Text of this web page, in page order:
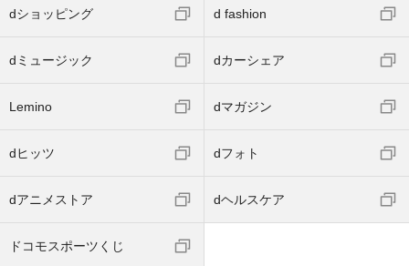
dショッピング d fashion
dミュージック dカーシェア
Lemino dマガジン
dヒッツ dフォト
dアニメストア dヘルスケア
ドコモスポーツくじ